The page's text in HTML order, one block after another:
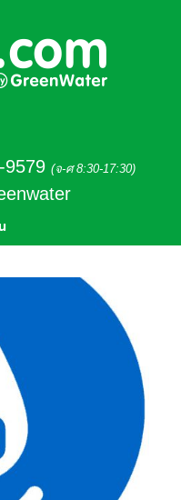
9579 (จ-ศ 8:30-17:30)